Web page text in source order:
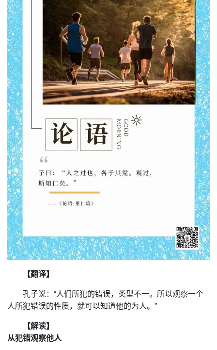
【翻译】
孔子说：“人们所犯的错误，类型不一。所以观察一个
人所犯错误的性质，就可以知道他的为人。”
【解读】
从犯错观察他人